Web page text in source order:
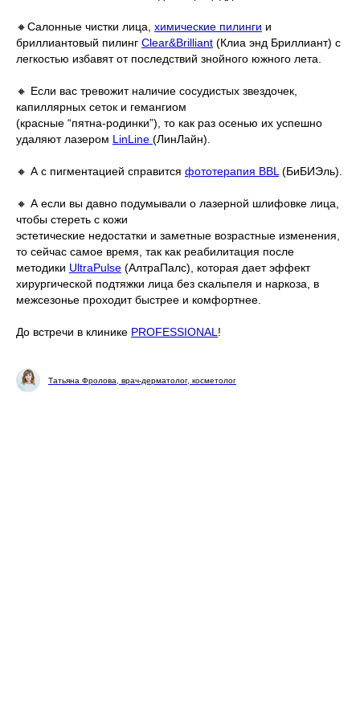
🔸Салонные чистки лица, химические пилинги и
бриллиантовый пилинг Clear&Brilliant (Клиа энд Бриллиант) с
легкостью избавят от последствий знойного южного лета.
🔸 Если вас тревожит наличие сосудистых звездочек,
капиллярных сеток и гемангиом
(красные “пятна-родинки”), то как раз осенью их успешно
удаляют лазером LinLine (ЛинЛайн).
🔸 А с пигментацией справится фототерапия BBL (БиБИЭль).
🔸 А если вы давно подумывали о лазерной шлифовке лица,
чтобы стереть с кожи
эстетические недостатки и заметные возрастные изменения,
то сейчас самое время, так как реабилитация после
методики UltraPulse (АлтраПалс), которая дает эффект
хирургической подтяжки лица без скальпеля и наркоза, в
межсезонье проходит быстрее и комфортнее.
До встречи в клинике PROFESSIONAL !
Татьяна Фролова, врач-дерматолог, косметолог